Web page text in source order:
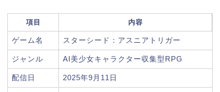
項目 内容
ゲーム名 スターシード：アスニアトリガー
ジャンル AI美少女キャラクター収集型RPG
配信日 2025年9月11日